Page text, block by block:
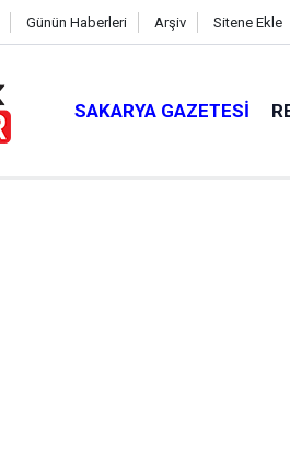
Günün Haberleri Arşiv Sitene Ekle
SAKARYA GAZETESI